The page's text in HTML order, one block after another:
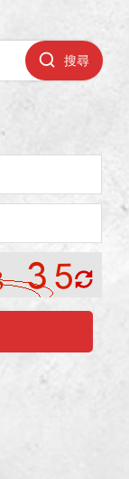
搜尋